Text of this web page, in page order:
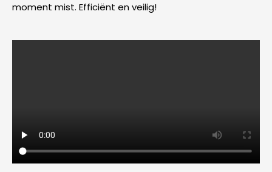
moment mist. Efficiënt en veilig!